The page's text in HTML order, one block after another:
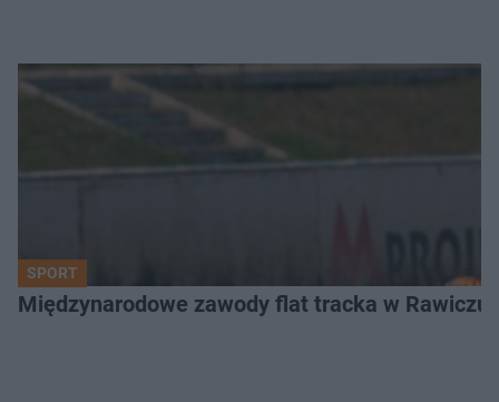
SPORT
Międzynarodowe zawody flat tracka w